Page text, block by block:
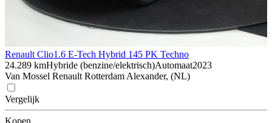
Renault Clio1.6 E-Tech Hybrid 145 PK Techno
24.289 kmHybride (benzine/elektrisch)Automaat2023
Van Mossel Renault Rotterdam Alexander, (NL)
Vergelijk